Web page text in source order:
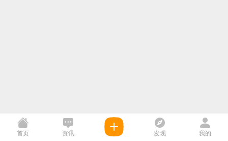
首页 资讯 发现 我的